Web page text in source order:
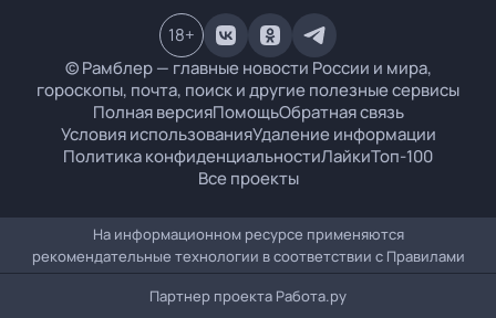
© Рамблер — главные новости России и мира,
гороскопы, почта, поиск и другие полезные сервисы
Полная версияПомощьОбратная связь
Условия использованияУдаление информации
Политика конфиденциальностиЛайкиТоп-100
Все проекты
18+
На информационном ресурсе применяются
рекомендательные технологии в соответствии с Правилами
Партнер проекта Работа.ру